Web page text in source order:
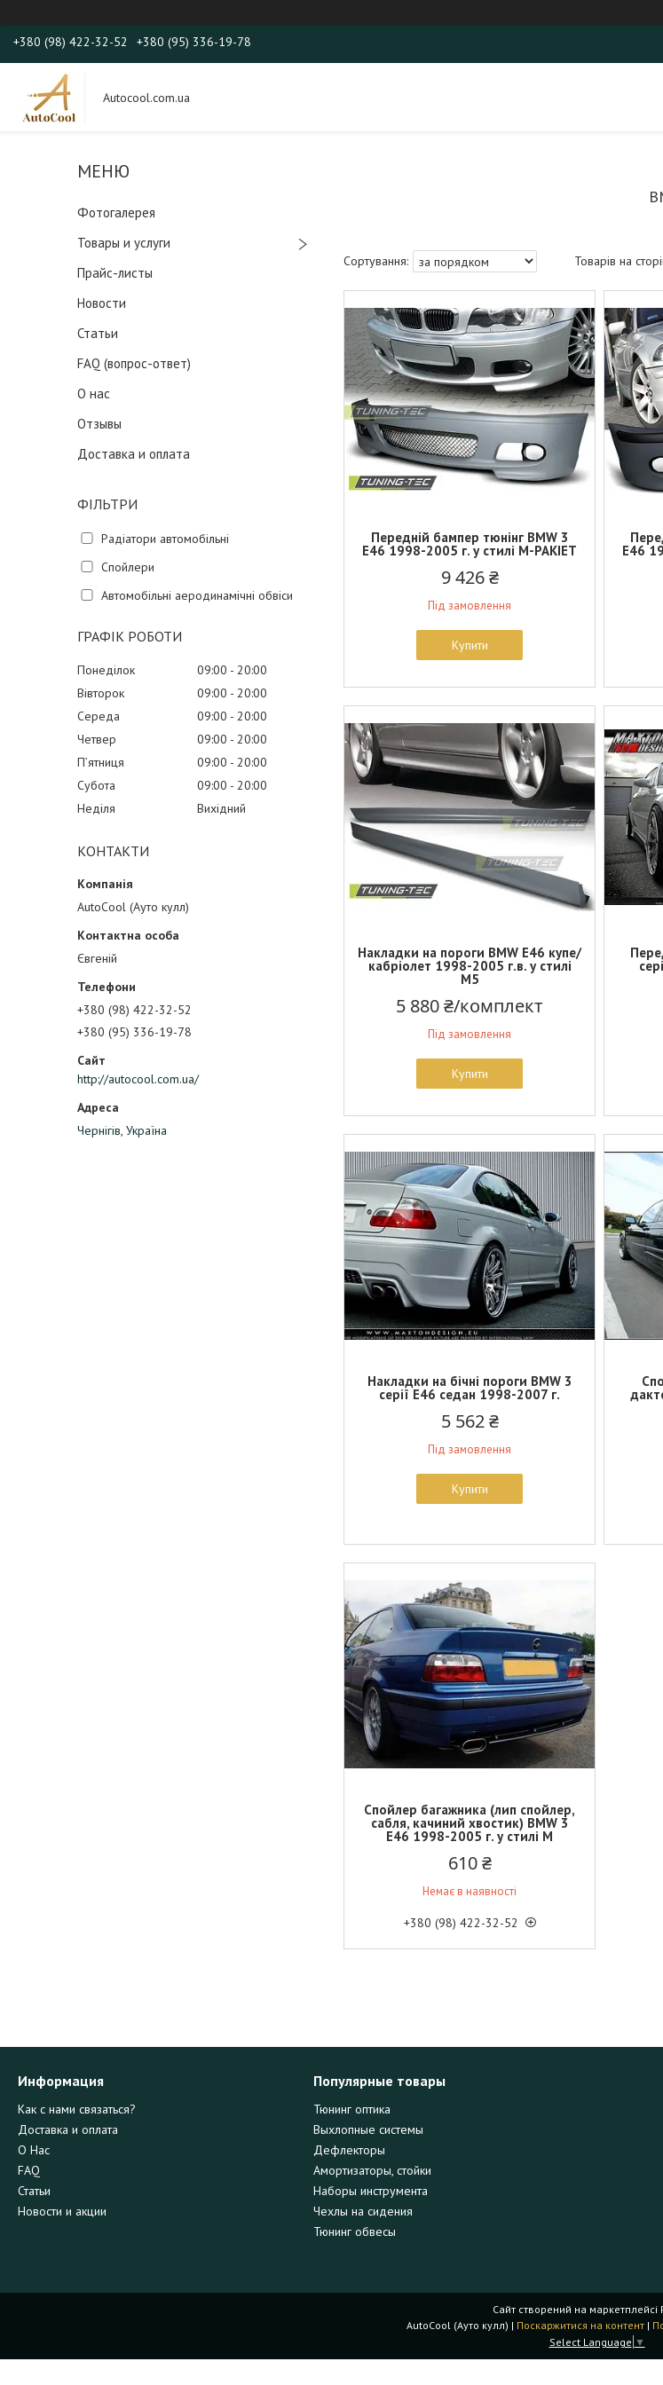
+380 (98) 422-32-52 +380 (95) 336-19-78
Autocool.com.ua
Фотогалерея
Товары и услуги
Прайс-листы
Новости
Статьи
FAQ (вопрос-ответ)
О нас
Отзывы
Доставка и оплата
ФІЛЬТРИ
Радіатори автомобільні
Спойлери
Автомобільні аеродинамічні обвіси
ГРАФІК РОБОТИ
Понеділок 09:00
20:00
Вівторок
09:00
20:00
Середа
09:00
20:00
Четвер
09:00
20:00
Пʼятниця
09:00
20:00
Субота
09:00
20:00
Неділя
Вихідний
КОНТАКТИ
AutoCool (Ауто кулл)
Євгеній
+380 (98) 422-32-52
+380 (95) 336-19-78
http://autocool.com.ua/
Чернігів, Україна
Передній бампер тюнінг BMW 3
E46 1998-2005 г. у стилі M-PAKIET
9 426 ₴
Під замовлення
Купити
E46
Накладки на пороги BMW E46 купе/
кабріолет 1998-2005 г.в. у стилі
М5
5 880 ₴/комплект
Під замовлення
Купити
Накладки на бічні пороги BMW 3
серії E46 седан 1998-2007 г.
5 562 ₴
Під замовлення
Купити
Спойлер багажника (лип спойлер,
сабля, качиний хвостик) BMW 3
E46 1998-2005 г. у стилі М
610 ₴
Немає в наявності
+380 (98) 422-32-52
Информация
Как с нами связаться?
Доставка и оплата
О Нас
FAQ
Статьи
Новости и акции
Популярные товары
Тюнинг оптика
Выхлопные системы
Дефлекторы
Амортизаторы, стойки
Наборы инструмента
Чехлы на сидения
Тюнинг обвесы
Сайт створений на маркетплейсі
AutoCool (Ауто кулл) | Поскаржитися на контент |
Select Language ▼